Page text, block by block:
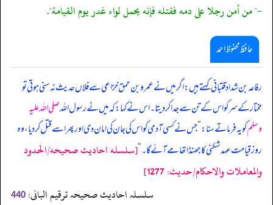
-" من أمن رجلا على دمه فقتله فإنه يحمل لواء غدر يوم القيامة".
حافظ محفوظ احمد
رفاعہ بن شداد قتبانی کہتے ہیں: اگر میں نے عمرو بن حمق خزاعی سے فلاں حدیث نہ سنی ہوتی تو
مختار کے سر کو اس کے تن سے جدا کر دیتا۔ اس نے کہا: کہ میں نے رسول اللہصلی اللہ علیہ
وسلمکو یہ فرماتے سنا:”جس نے کسی آدمی کو اس کی جان کی امان دی اور پھر اسے قتل کر دیا، وہ
روز قیامت عہد شکنی کا جھنڈا تھامے آئے گا۔“[سلسله احاديث صحيحه/الحدود
والمعاملات والاحكام/حدیث: 1277]
سلسلہ احادیث صحیحہ ترقیم البانی: 440